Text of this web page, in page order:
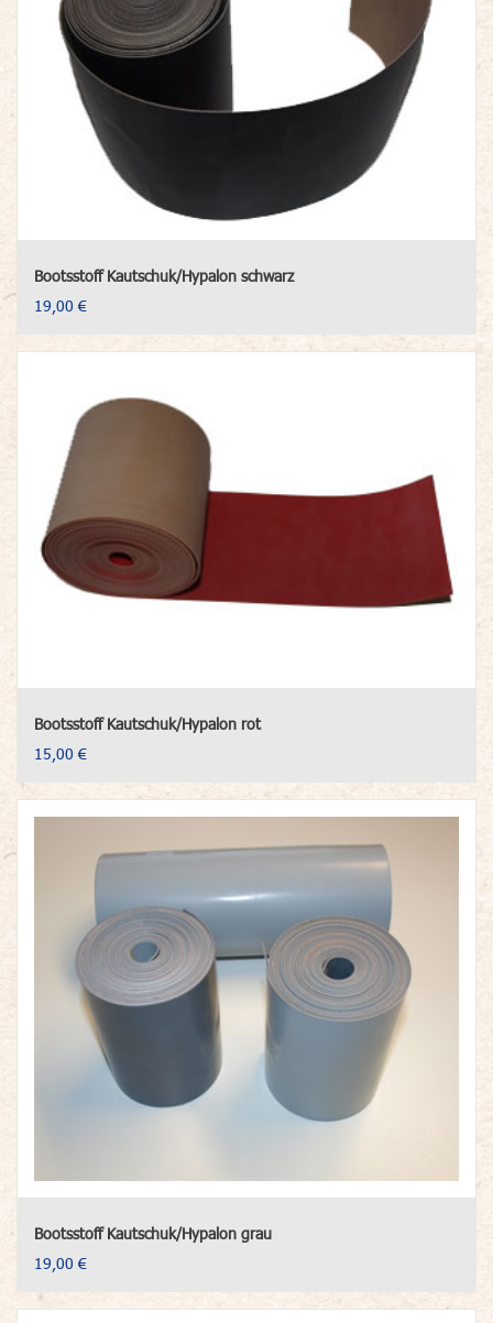
Bootsstoff Kautschuk/Hypalon schwarz
19,00 €
Bootsstoff Kautschuk/Hypalon rot
15,00 €
Bootsstoff Kautschuk/Hypalon grau
19,00 €